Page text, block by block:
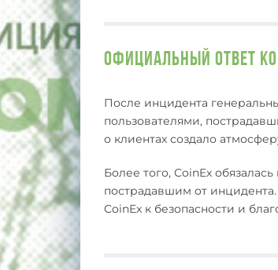
Официальный ответ
После инцидента
пользователями,
о клиентах создало
Более того, CoinEx
пострадавшим от
CoinEx к безопасности и